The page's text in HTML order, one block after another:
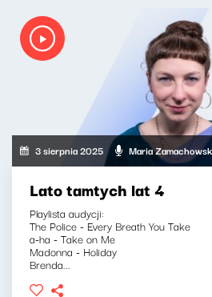
3 sierpnia 2025 Maria
Lato tamtych lat 4
Playlista audycji:
The Police - Every Breath You Take
a-ha - Take on Me
Madonna - Holiday
Brenda...